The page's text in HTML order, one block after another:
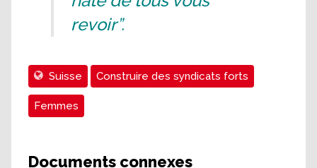
revoir”.
Suisse Construire des syndicats forts
Femmes
Documents connexes